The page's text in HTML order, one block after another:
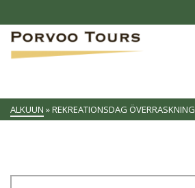
ALKUUN »REKREATIONSDAG ÖVERRASKNING